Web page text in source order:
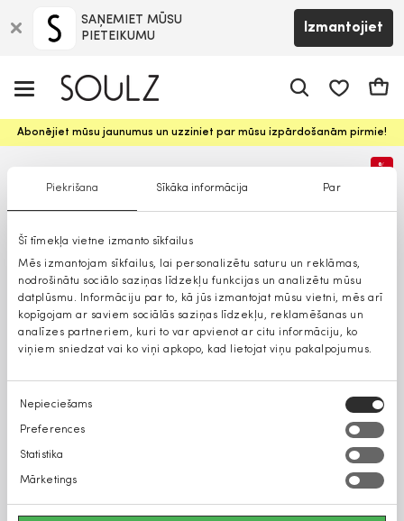
Piekrišana Sīkāka informācija Par
Šī tīmekļa vietne izmanto sīkfailus
Mēs izmantojam sīkfailus, lai personalizētu saturu un reklāmas,
nodrošinātu sociālo saziņas līdzekļu funkcijas un analizētu mūsu
datplūsmu. Informāciju par to, kā jūs izmantojat mūsu vietni, mēs arī
kopīgojam ar saviem sociālās saziņas līdzekļu, reklamēšanas un
analīzes partneriem, kuri to var apvienot ar citu informāciju, ko
viņiem sniedzat vai ko viņi apkopo, kad lietojat viņu pakalpojumus.
Piekrišanas
izvēle
Nepieciešams
Preferences
Statistika
Mārketings
SAŅEMIET MŪSU
PIETEIKUMU
Izmantojiet
Abonējiet mūsu jaunumus un uzziniet par mūsu izpārdošanām pirmie!
%